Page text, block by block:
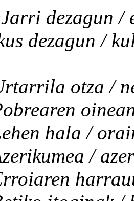
/
/
otza /
oinean /
/ orain
/